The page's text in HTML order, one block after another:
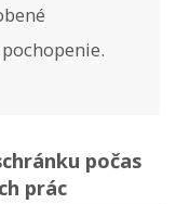
počas
prác